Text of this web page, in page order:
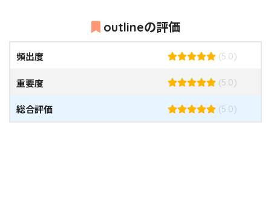
outlineの評価
頻出度 (5.0)
重要度 (5.0)
総合評価 (5.0)